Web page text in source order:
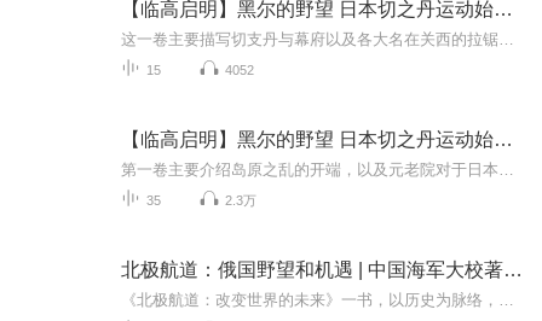
【临高启明】黑尔的野望 日本切之丹运动始末 第三卷
15 4052
【临高启明】黑尔的野望 日本切之丹运动始末 第一卷
35 2.3万
北极航道：俄国野望和机遇 | 中国海军大校著 | 世界历史